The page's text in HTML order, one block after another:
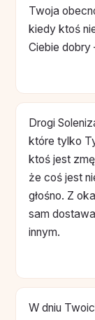
Twoja
kiedy ktoś
Ciebie
Drogi
które tylko
ktoś jest
że coś jest
głośno. Z
sam
innym.
W dniu